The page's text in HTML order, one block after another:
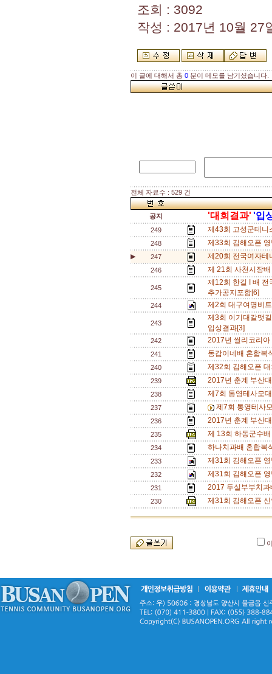
조회 : 3092
작성 : 2017년 10월 27
이 글에 대해서 총 0 분이 메모를 남기셨습니다.
전체 자료수 : 529 건
공지 '대회결과' '입
249 제43회 고성군테
248 제33회 김해오픈
▶ 247 제20회 전국여자테
246 제 21회 사천시장
245
제12회 한길 I 배
추가공지포함[6]
244 제2회 대구여명비
243
제3회 이기대갈맷
입상결과[3]
242 2017년 씰리코리
241 동갑이네배 혼합복
240 제32회 김해오픈
239 2017년 춘계 부산
238 제7회 통영테사모
237 제7회 통영테사
236 2017년 춘계 부산
235 제 13회 하동군수
234 하나치과배 혼합복
233 제31회 김해오픈
232 제31회 김해오픈
231 2017 두실부부치
230 제31회 김해오픈